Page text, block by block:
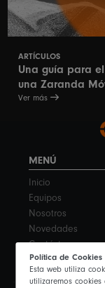
ARTÍCULOS
Una guía para
una Zaranda
Ver más
Política de Cookies
Esta web utiliza
utilizaremos
MENÚ
Inicio
Equipos
Nosotros
Novedades
Contáctanos
NUESTRAS